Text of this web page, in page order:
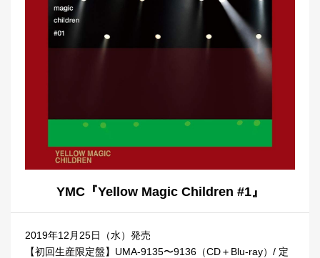
YMC『Yellow Magic Children #1』
2019年12月25日（水）発売
【初回生産限定盤】UMA-9135〜9136（CD＋Blu-ray）/ 定